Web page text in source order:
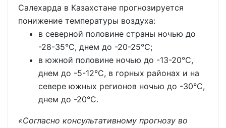
Салехарда в Казахстане прогнозируется
понижение температуры воздуха:
в северной половине страны ночью до
-28-35°С, днем до -20-25°С;
в южной половине ночью до -13-20°С,
днем до -5-12°С, в горных районах и на
севере южных регионов ночью до -30°С,
днем до -20°С.
«Согласно консультативному прогнозу во